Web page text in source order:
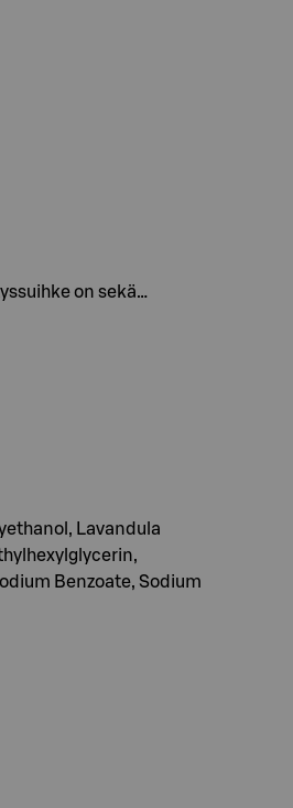
on sekä…
Lavandula
Benzoate, Sodium